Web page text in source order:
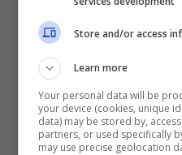
Corde
estremità dei nodi,
dal cane: ama
Store and/or access
Learn more
Your personal data will be
your device (cookies, unique
data) may be stored by,
partners, or used specifically
may use precise geolocation